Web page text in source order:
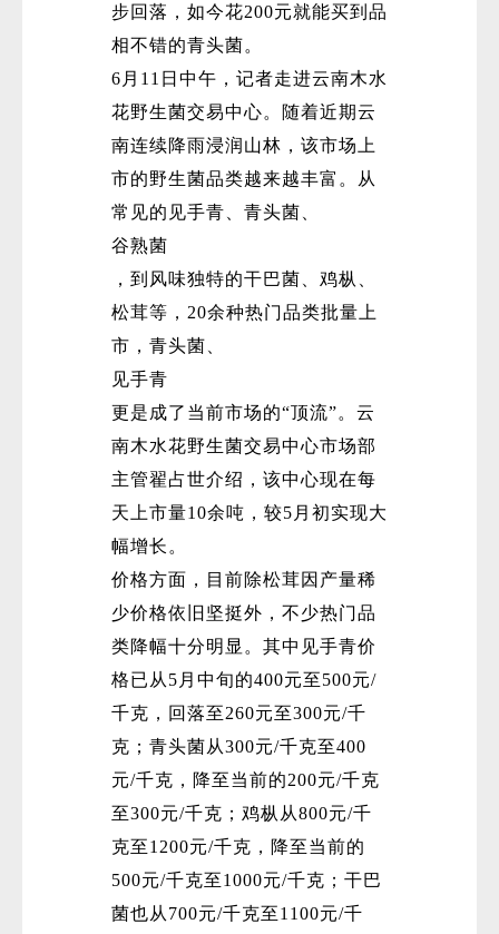
步回落，如今花200元就能买到品
相不错的青头菌。
6月11日中午，记者走进云南木水
花野生菌交易中心。随着近期云
南连续降雨浸润山林，该市场上
市的野生菌品类越来越丰富。从
常见的见手青、青头菌、
谷熟菌
，到风味独特的干巴菌、鸡枞、
松茸等，20余种热门品类批量上
市，青头菌、
见手青
更是成了当前市场的“顶流”。云
南木水花野生菌交易中心市场部
主管翟占世介绍，该中心现在每
天上市量10余吨，较5月初实现大
幅增长。
价格方面，目前除松茸因产量稀
少价格依旧坚挺外，不少热门品
类降幅十分明显。其中见手青价
格已从5月中旬的400元至500元/
千克，回落至260元至300元/千
克；青头菌从300元/千克至400
元/千克，降至当前的200元/千克
至300元/千克；鸡枞从800元/千
克至1200元/千克，降至当前的
500元/千克至1000元/千克；干巴
菌也从700元/千克至1100元/千